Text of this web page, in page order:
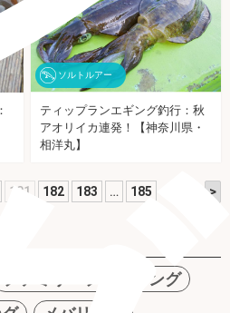
ソルトルアー
ティップランエギング釣行：秋
アオリイカ連発！【神奈川県・
相洋丸】
181 182 183 … 185 >
ファミリーフィッシング